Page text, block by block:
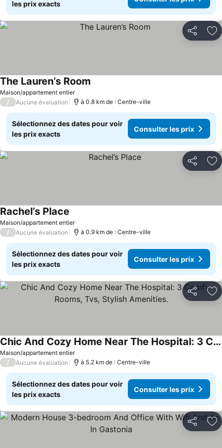
les prix exacts
Partager
Maison/appartement entier
The Lauren’s Room
/ Aucune évaluation à 0.8 km de : Centre-ville
Sélectionnez des dates pour voir
les prix exacts
Consulter les prix
Partager
Maison/appartement entier
Rachel’s Place
/ Aucune évaluation à 0.9 km de : Centre-ville
Sélectionnez des dates pour voir
les prix exacts
Consulter les prix
Partager
Maison/appartement entier
Chic And Cozy Home Near The Hospital: 3 Comfy Rooms, Tvs, Stylish Amenities.
/ Aucune évaluation à 5.2 km de : Centre-ville
Sélectionnez des dates pour voir
les prix exacts
Consulter les prix
Partager